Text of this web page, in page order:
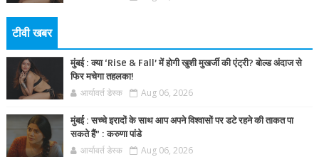
टीवी खबर
मुंबई : क्या ‘Rise & Fall’ में होगी खुशी मुखर्जी की एंट्री? बोल्ड अंदाज से
फिर मचेगा तहलका!
आर्यावर्त डेस्क Aug 06, 2026
मुंबई : सच्चे इरादों के साथ आप अपने विश्वासों पर डटे रहने की ताकत पा
सकते हैं” : करुणा पांडे
आर्यावर्त डेस्क Aug 06, 2026